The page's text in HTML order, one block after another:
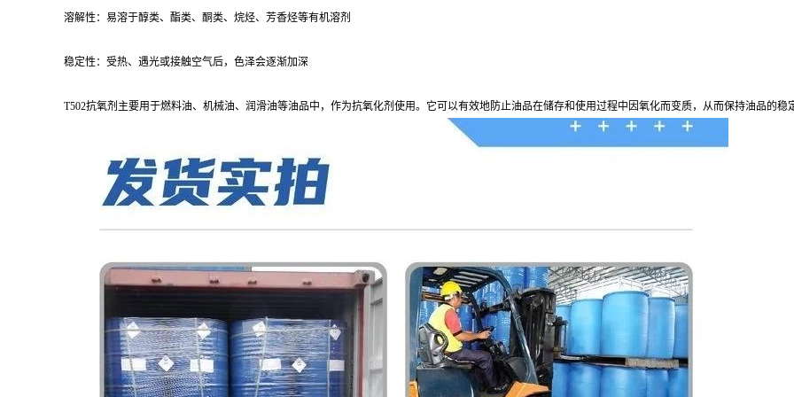
溶解性：易溶于醇类、酯类、酮类、烷烃、芳香烃等有机溶剂
稳定性：受热、遇光或接触空气后，色泽会逐渐加深
T502抗氧剂主要用于燃料油、机械油、润滑油等油品中，作为抗氧化剂使用。它可以有效地防止油品在储存和使用过程中因氧化而变质，从而保持油品的稳